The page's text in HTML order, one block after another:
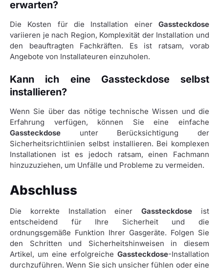
erwarten?
Die Kosten für die Installation einer Gassteckdose
variieren je nach Region, Komplexität der Installation und
den beauftragten Fachkräften. Es ist ratsam, vorab
Angebote von Installateuren einzuholen.
Kann ich eine Gassteckdose selbst
installieren?
Wenn Sie über das nötige technische Wissen und die
Erfahrung verfügen, können Sie eine einfache
Gassteckdose unter Berücksichtigung der
Sicherheitsrichtlinien selbst installieren. Bei komplexen
Installationen ist es jedoch ratsam, einen Fachmann
hinzuzuziehen, um Unfälle und Probleme zu vermeiden.
Abschluss
Die korrekte Installation einerGassteckdose ist
entscheidend für Ihre Sicherheit und die
ordnungsgemäße Funktion Ihrer Gasgeräte. Folgen Sie
den Schritten und Sicherheitshinweisen in diesem
Artikel, um eine erfolgreiche Gassteckdose-Installation
durchzuführen. Wenn Sie sich unsicher fühlen oder eine